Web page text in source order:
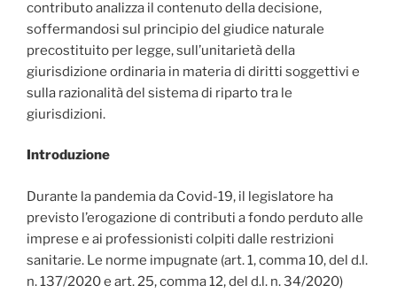
contributo analizza il contenuto della decisione,
soffermandosi sul principio del giudice naturale
precostituito per legge, sull’unitarietà della
giurisdizione ordinaria in materia di diritti soggettivi e
sulla razionalità del sistema di riparto tra le
giurisdizioni.
Introduzione
Durante la pandemia da Covid-19, il legislatore ha
previsto l’erogazione di contributi a fondo perduto alle
imprese e ai professionisti colpiti dalle restrizioni
sanitarie. Le norme impugnate (art. 1, comma 10, del d.l.
n. 137/2020 e art. 25, comma 12, del d.l. n. 34/2020)